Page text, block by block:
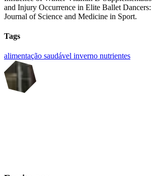
and Injury Occurrence in Elite Ballet
Journal of Science and Medicine in Sport.
Tags
alimentação saudável inverno nutrientes